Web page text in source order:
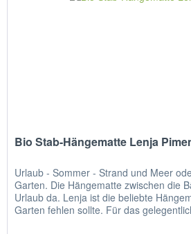
Bio Stab-Hängematte Lenja
Urlaub - Sommer - Strand und Meer
Garten. Die Hängematte zwischen die
Urlaub da. Lenja ist die beliebte
Garten fehlen sollte. Für das